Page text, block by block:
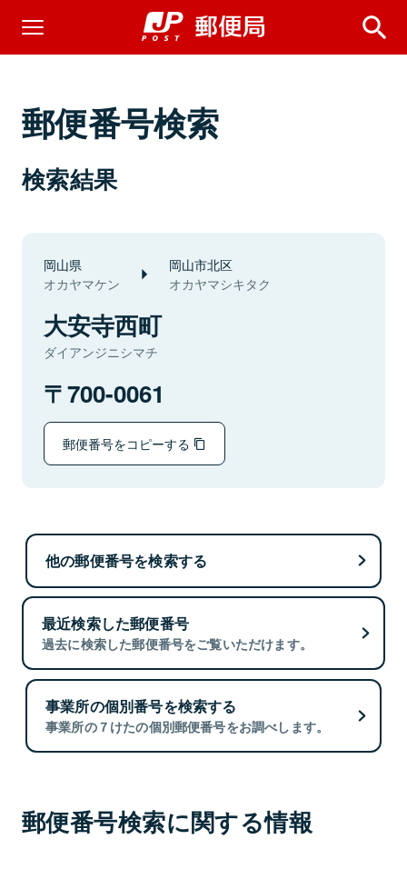
郵便番号検索
検索結果
岡山県
オカヤマケン
岡山市北区
オカヤマシキタク
大安寺西町
ダイアンジニシマチ
700-0061
郵便番号をコピーする
他の郵便番号を検索する
最近検索した郵便番号
過去に検索した郵便番号をご覧いただけます。
事業所の個別番号を検索する
事業所の７けたの個別郵便番号をお調べします。
郵便番号検索に関する情報